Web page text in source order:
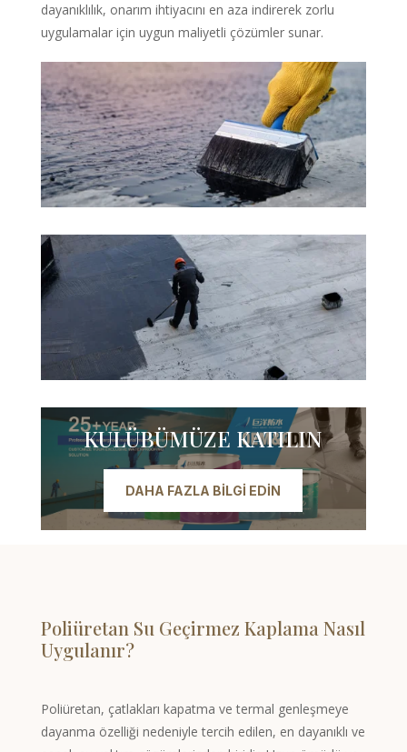
dayanıklılık, onarım ihtiyacını en aza indirerek zorlu
uygulamalar için uygun maliyetli çözümler sunar.
KULÜBÜMÜZE KATILIN
DAHA FAZLA BILGI EDIN
Poliüretan Su Geçirmez Kaplama Nasıl
Uygulanır?
Poliüretan, çatlakları kapatma ve termal genleşmeye
dayanma özelliği nedeniyle tercih edilen, en dayanıklı ve